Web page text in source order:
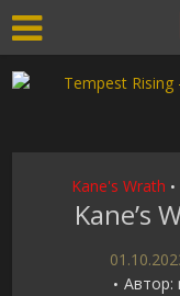
Kane's Wrath •
Kane’s
Автор: